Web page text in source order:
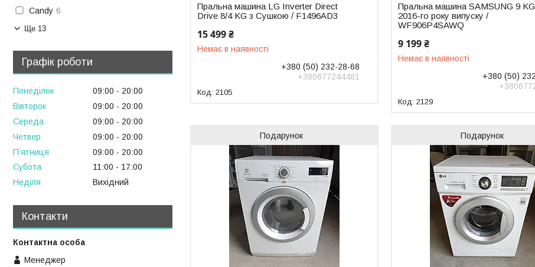
Пральна машина LG Inverter Direct
Drive 8/4 KG з Сушкою / F1496AD3
15 499 ₴
Немає в наявності
+380 (50) 232-28-68
+380677244481
2105
Пральна машина SAMSUNG 9
2016-го року випуску /
WF906P4SAWQ
9 199 ₴
Немає в наявності
+380 (50)
2129
Подарунок Подарунок
Candy 6
Ще 13
Графік роботи
Понеділок 09:00
20:00
Вівторок
09:00
20:00
Середа
09:00
20:00
Четвер
09:00
20:00
Пʼятниця
09:00
20:00
Субота
11:00
17:00
Неділя
Вихідний
Контакти
Менеджер